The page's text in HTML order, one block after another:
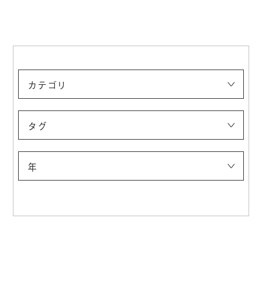
カテゴリ
エキシビジョンクルーズ
アートピクニック
談話室
タグ
年